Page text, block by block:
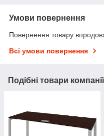
Умови повернення
Повернення товару
Всі умови повернення
Подібні товари компанії